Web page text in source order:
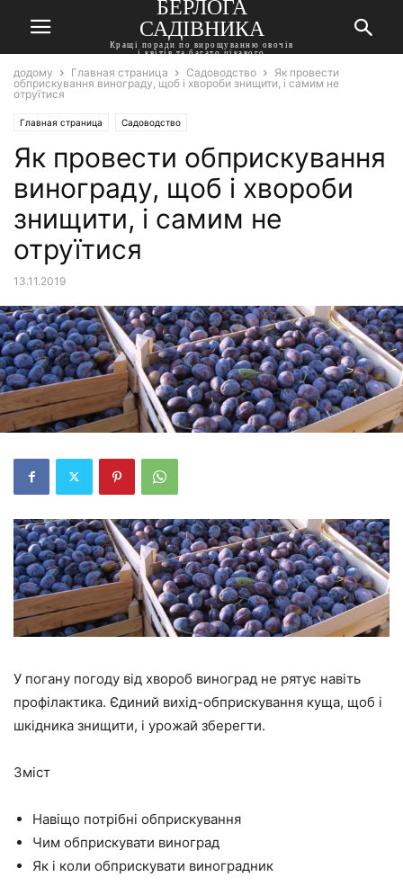
БЕРЛОГА
САДІВНИКА
Кращі поради по вирощуванню овочів
і квітів та багато цікавого
додому Главная страница Садоводство
Як провести
обприскування винограду, щоб і хвороби знищити, і самим не
отруїтися
Главная страница Садоводство
Як провести обприскування
винограду, щоб і хвороби
знищити, і самим не
отруїтися
13.11.2019
У погану погоду від хвороб виноград не рятує навіть
профілактика. Єдиний вихід-обприскування куща, щоб і
шкідника знищити, і урожай зберегти.
Зміст
Навіщо потрібні обприскування
Чим обприскувати виноград
Як і коли обприскувати виноградник